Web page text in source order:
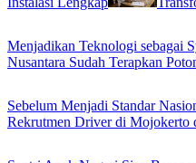
Menjadikan Teknologi sebagai
Nusantara Sudah Terapkan
Sebelum Menjadi Standar
Rekrutmen Driver di Mojokerto